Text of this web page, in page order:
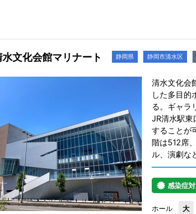
文化会館マリナート 静岡県 静岡市清水区
清水文化会
した多目的
る。ギャラ
JR清水駅東
することが
階は512席
ル、演劇な
感染症
ホール 大